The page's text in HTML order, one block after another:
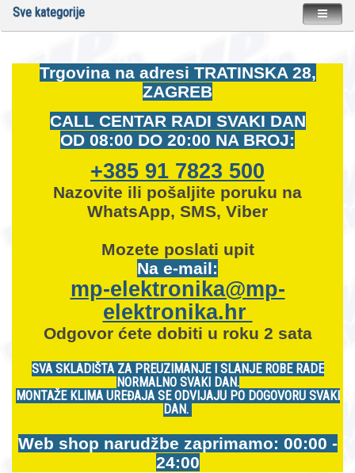
Sve kategorije
Trgovina na adresi TRATINSKA 28,
ZAGREB
CALL CENTAR RADI SVAKI DAN
OD 08:00 DO 20:00 NA BROJ:
+385 91 7823 500
Nazovite ili pošaljite poruku na
WhatsApp, SMS, Viber
Mozete poslati upit
Na e-mail:
mp-elektronika@mp-
elektronika.hr
Odgovor ćete dobiti u roku 2 sata
SVA SKLADIŠTA ZA PREUZIMANJE I SLANJE ROBE RADE
NORMALNO SVAKI DAN.
MONTAŽE KLIMA UREĐAJA SE ODVIJAJU PO DOGOVORU SVAKI
DAN.
Web shop narudžbe zaprimamo: 00:00 -
24:00